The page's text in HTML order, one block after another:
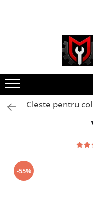
Scule Service Auto
Chei Si Truse De Chei
Chei combinate
Chei Combinate Cu
Chei Cotite
Clesti pentru sertizat
Clesti pentru sigurante
Cleste pentru
-55%